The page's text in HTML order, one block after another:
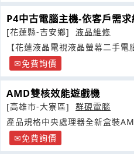
P4中古電腦主機-依客戶需
[花蓮縣-吉安鄉]
液晶維修
【花蓮液晶電視液晶螢幕二手電
免費詢價
AMD雙核效能遊戲機
[高雄市-大寮區]
群硯電腦
產品規格中央處理器全新盒裝
免費詢價